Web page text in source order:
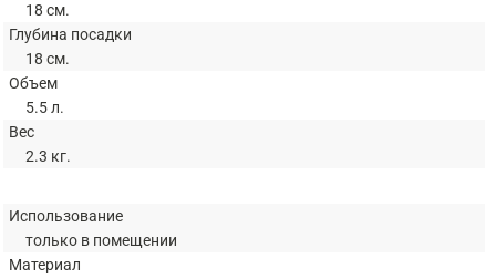
18 см.
Глубина посадки
18 см.
Объем
5.5 л.
Вес
2.3 кг.
Использование
только в помещении
Материал